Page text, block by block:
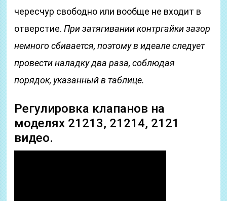
чересчур свободно или вообще не входит в
отверстие.При затягивании контргайки зазор
немного сбивается, поэтому в идеале следует
провести наладку два раза, соблюдая
порядок, указанный в таблице.
Регулировка клапанов на
моделях 21213, 21214, 2121
видео.